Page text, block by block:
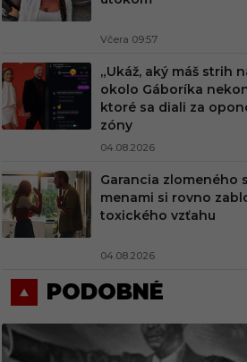
Včera 09:57
„Ukáž, aký máš strih
okolo Gáboríka
ktoré sa diali za
zóny
04.08.2026
Garancia zlomeného
menami si rovno
toxického vzťahu
04.08.2026
PODOBNÉ